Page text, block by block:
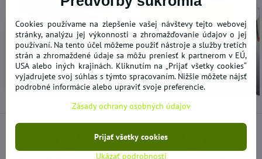
VIDEO KU SKLADOVANIU POTRAVÍN VO
VÁKUOVÝCH DÓZACH BOXOCH STATUS
Cookies používame na zlepšenie vašej návštevy tejto webovej
stránky, analýzu jej výkonnosti a zhromažďovanie údajov o jej
používaní. Na tento účel môžeme použiť nástroje a služby tretích
strán a zhromaždené údaje sa môžu preniesť k partnerom v EÚ,
USA alebo iných krajinách. Kliknutím na „Prijať všetky cookies“
vyjadrujete svoj súhlas s týmto spracovaním. Nižšie môžete nájsť
podrobné informácie alebo upraviť svoje preferencie.
Zásady ochrany osobných údajov
Ukázať podrobnosti
Prijať všetky cookies